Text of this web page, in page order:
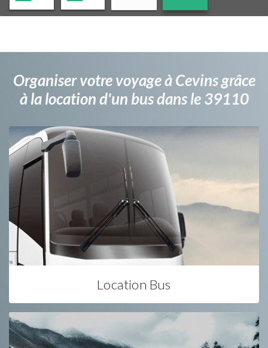
Organiser votre voyage à Cevins grâce
à la location d'un bus dans le 39110
Location Bus